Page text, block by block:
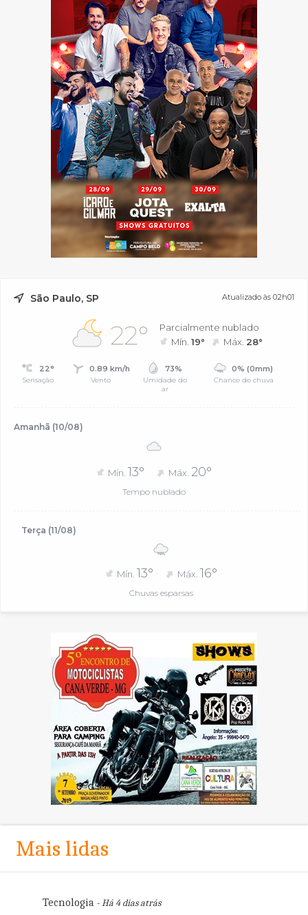
São Paulo, SP Atualizado às 02h01
22°
Parcialmente nublado
Mín.19° Máx. 28°
22°
Sensação
0.89 km/h
Vento
73%
Umidade do
ar
0% (0mm)
Chance de chuva
Amanhã (10/08)
Mín. 13° Máx. 20°
Tempo nublado
Terça (11/08)
Mín. 13° Máx. 16°
Chuvas esparsas
Mais lidas
Tecnologia- Há 4 dias atrás